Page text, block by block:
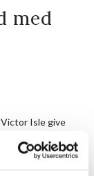
med
Isle give
sange.